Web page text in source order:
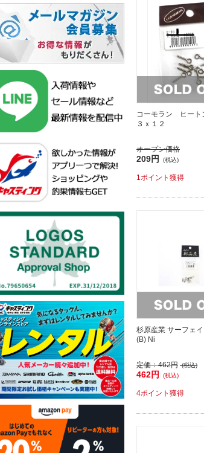
コーモラン ヒー
３ｘ１２
オープン価格
209円 (税込)
1ポイント獲得
杉原産業 サーフェ
(B) Ni
定価：462円 (税込)
462円 (税込)
4ポイント獲得